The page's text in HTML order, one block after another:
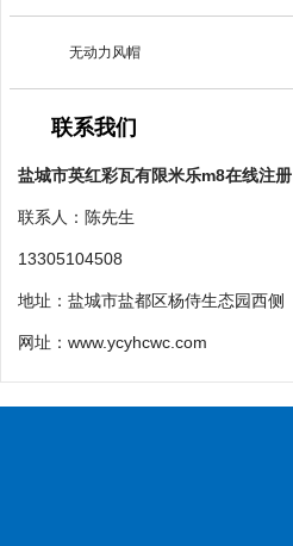
无动力风帽
联系我们
盐城市英红彩瓦有限米乐m8在线注册
联系人：陈先生
13305104508
地址：盐城市盐都区杨侍生态园西侧
网址： www.ycyhcwc.com